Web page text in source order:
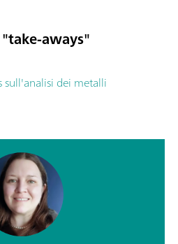
aways"
dei metalli